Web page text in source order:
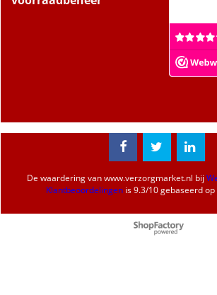
De waardering vanwww.verzorgmarket.nl bij
Klantbeoordelingenis9.3/10gebaseerd op
Webwinkel gemaakt met
ShopFactory webwinkel